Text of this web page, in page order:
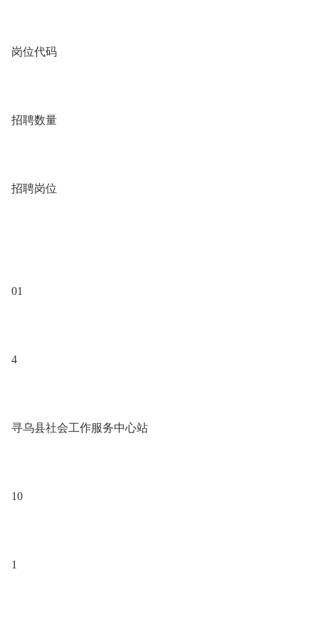
岗位代码
招聘数量
招聘岗位
01
4
寻乌县社会工作服务中心站
10
1